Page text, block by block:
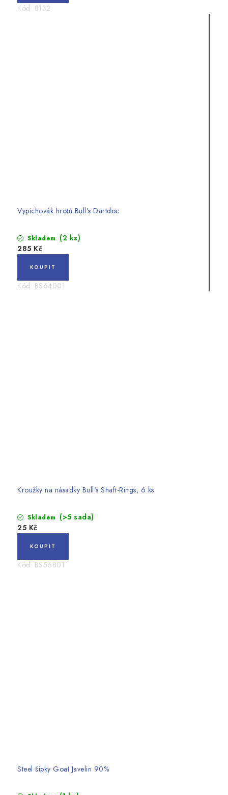
Kód: 8132
Vypichovák hrotů Bull's Dartdoc
Skladem (2 ks)
285 Kč
Kód: BS64001
Kroužky na násadky Bull's Shaft-Rings, 6 ks
Skladem (>5 sada)
25 Kč
Kód: BS56801
Steel šípky Goat Javelin 90%